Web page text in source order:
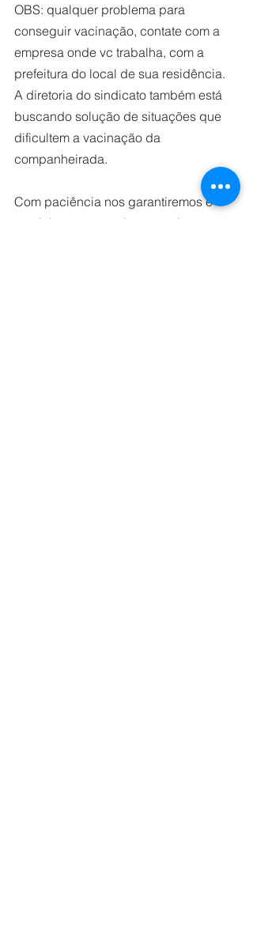
OBS: qualquer problema para
conseguir vacinação, contate com a
empresa onde vc trabalha, com a
prefeitura do local de sua residência.
A diretoria do sindicato também está
buscando solução de situações que
dificultem a vacinação da
companheirada.
Com paciência nos garantiremos e
caminharemos, cada vez mais, na